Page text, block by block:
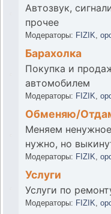
Автозвук,
прочее
Модераторы: FIZIK,
Барахолка
Покупка и
автомобилем
Модераторы: FIZIK,
Обменяю/
Меняем
нужно, но
Модераторы: FIZIK,
Услуги
Услуги по
Модераторы: FIZIK,